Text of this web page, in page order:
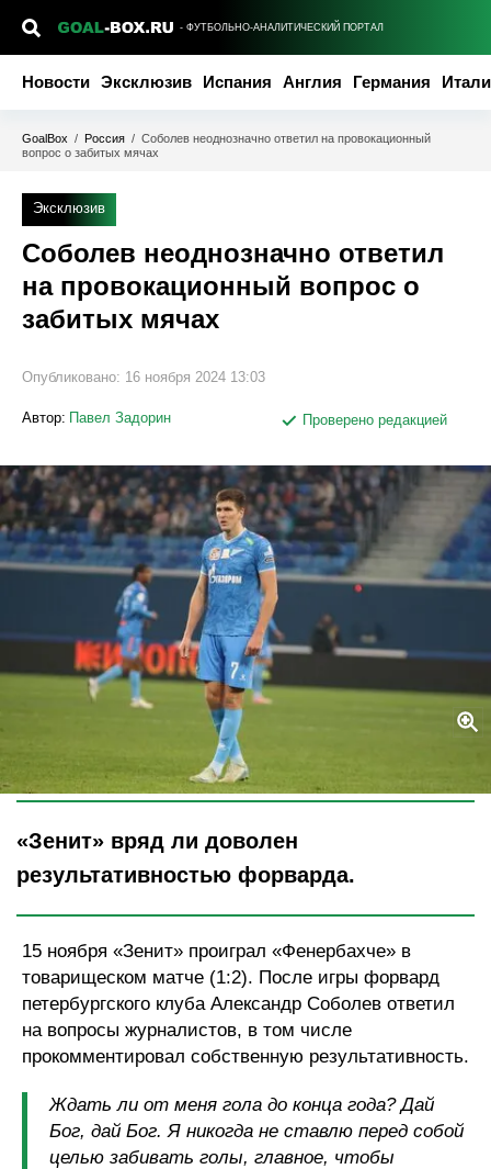
- ФУТБОЛЬНО-АНАЛИТИЧЕСКИЙ ПОРТАЛ
Новости Эксклюзив Испания Англия Германия
GoalBox / Россия / Соболев неоднозначно ответил на провокационный
вопрос о забитых мячах
Эксклюзив
Соболев неоднозначно ответил
на провокационный вопрос о
забитых мячах
Опубликовано: 16 ноября 2024 13:03
Автор: Павел Задорин Проверено редакцией
Legion-Media
«Зенит» вряд ли доволен
результативностью форварда.
15 ноября «Зенит» проиграл «Фенербахче» в
товарищеском матче (1:2). После игры форвард
петербургского клуба Александр Соболев ответил
на вопросы журналистов, в том числе
прокомментировал собственную результативность.
Ждать ли от меня гола до конца года? Дай
Бог, дай Бог. Я никогда не ставлю перед собой
целью забивать голы, главное, чтобы